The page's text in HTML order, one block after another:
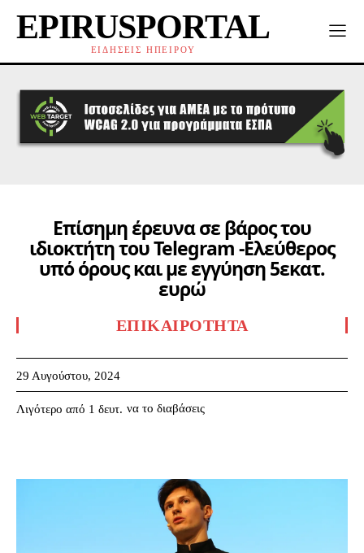
EPIRUSPORTAL
ΕΙΔΗΣΕΙΣ ΗΠΕΙΡΟΥ
Επίσημη έρευνα σε βάρος του
ιδιοκτήτη του Telegram -Ελεύθερος
υπό όρους και με εγγύηση 5εκατ.
ευρώ
ΕΠΙΚΑΙΡΌΤΗΤΑ
29 Αυγούστου, 2024
Λιγότερο από 1 δευτ. να το διαβάσεις